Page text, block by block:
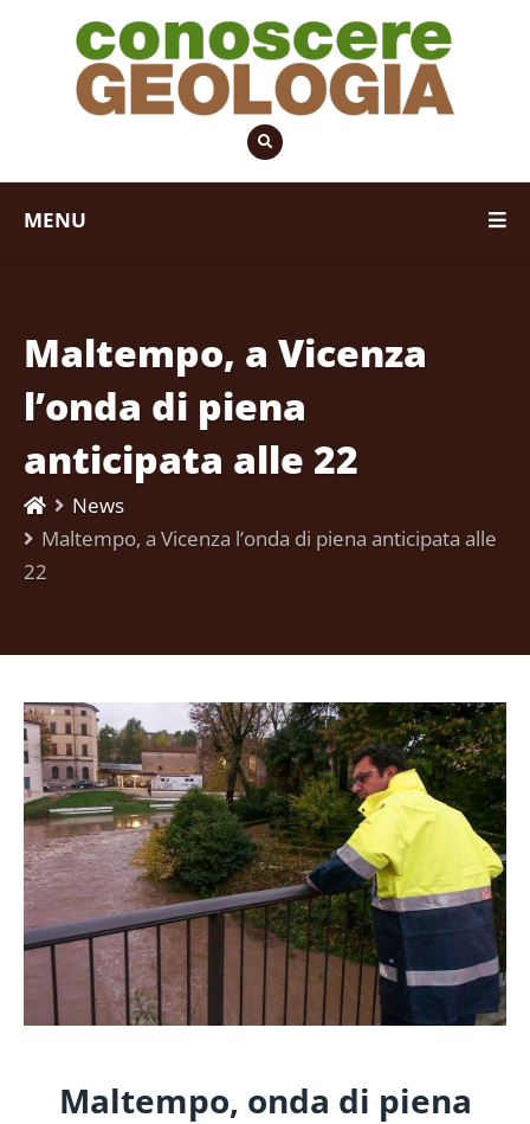
MENU
Maltempo, a Vicenza
l’onda di piena
anticipata alle 22
News
Maltempo, a Vicenza l’onda di piena anticipata alle
22
Maltempo, onda di piena